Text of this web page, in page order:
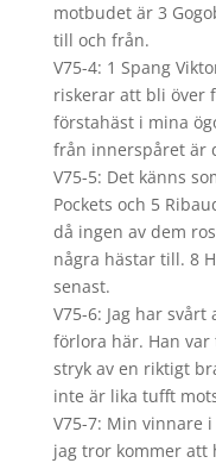
motbudet är 3
till och från.
V75-4: 1 Spang
riskerar att bli över
förstahäst i mina
från innerspåret är
V75-5: Det känns
Pockets och 5
då ingen av dem
några hästar till. 8
senast.
V75-6: Jag har
förlora här. Han
stryk av en riktigt
inte är lika tufft
V75-7: Min vinnare
jag tror kommer